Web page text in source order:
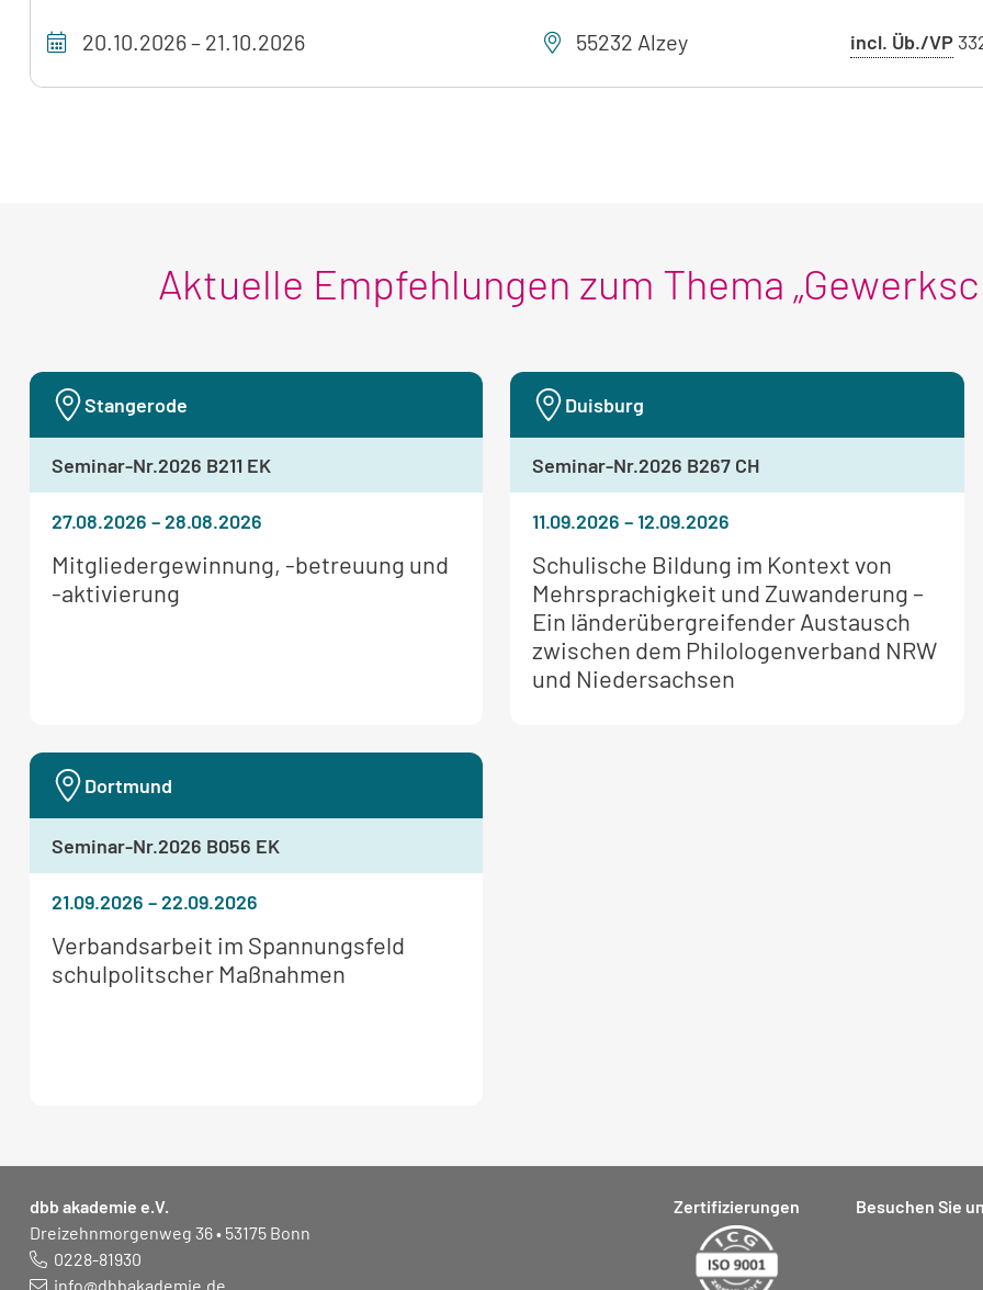
Übersicht
unseres
20.10.2026– 21.10.2026 55232 Alzey incl. Üb./VP
Aktuelle Empfehlungen zum Thema
Weitere
Informationen
Mitgliedergewinnung, -betreuung und
-aktivierung
27.08.2026 –28.08.2026
Stangerode
Seminar-Nr.2026 B211 EK
Weitere
Informationen
zum
Seminar:
Schulische Bildung im Kontext von
Mehrsprachigkeit und Zuwanderung –
Ein länderübergreifender Austausch
zwischen dem Philologenverband NRW
und Niedersachsen
11.09.2026–12.09.2026
Duisburg
Seminar-Nr.2026 B267 CH
Weitere
Informationen
Verbandsarbeit im Spannungsfeld
schulpolitscher Maßnahmen
21.09.2026 –22.09.2026
Dortmund
Seminar-Nr.2026 B056 EK
dbb akademie e.V.
Dreizehnmorgenweg 36 • 53175 Bonn
0228-81930
info@dbbakademie.de
Zertifizierungen Besuchen Sie